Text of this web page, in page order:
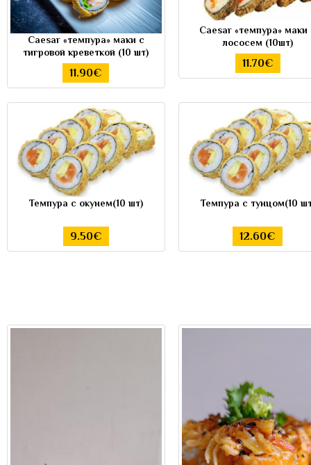
Caesar «темпура» маки с
тигровой креветкой (10 шт)
11.90€
Caesar «темпура» маки
лососем (10шт)
11.70€
Темпура с окунем(10 шт)
9.50€
Темпура с тунцом(10
12.60€